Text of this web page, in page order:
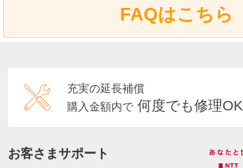
FAQはこちら
充実の延長補償
購入金額内で 何度でも修理OK
お客さまサポート